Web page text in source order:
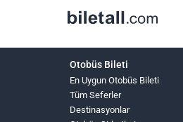
Otobüs Bileti
En Uygun Otobüs Bileti
Tüm Seferler
Destinasyonlar